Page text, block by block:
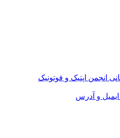
اپتیک و فوتونیک
و آدرس